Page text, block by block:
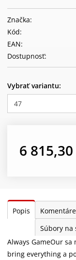
Značka:
Kód:
EAN:
Dostupnosť:
Vybrať variantu:
47
6
Popis Komentáre
Súbory
Always GameOur
bring everything a